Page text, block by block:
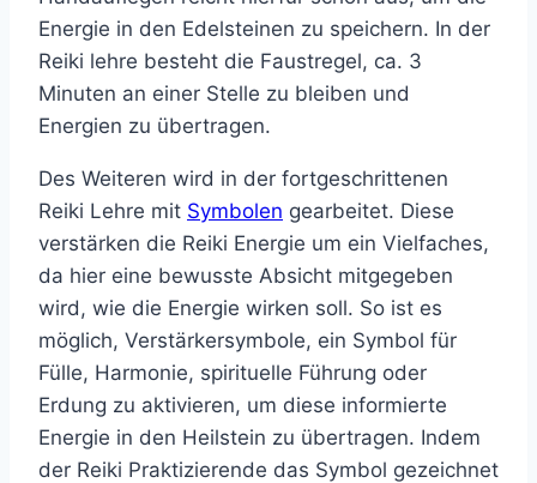
Energie in den Edelsteinen zu speichern. In der
Reiki lehre besteht die Faustregel, ca. 3
Minuten an einer Stelle zu bleiben und
Energien zu übertragen.
Des Weiteren wird in der fortgeschrittenen
Reiki Lehre mit Symbolen gearbeitet. Diese
verstärken die Reiki Energie um ein Vielfaches,
da hier eine bewusste Absicht mitgegeben
wird, wie die Energie wirken soll. So ist es
möglich, Verstärkersymbole, ein Symbol für
Fülle, Harmonie, spirituelle Führung oder
Erdung zu aktivieren, um diese informierte
Energie in den Heilstein zu übertragen. Indem
der Reiki Praktizierende das Symbol gezeichnet